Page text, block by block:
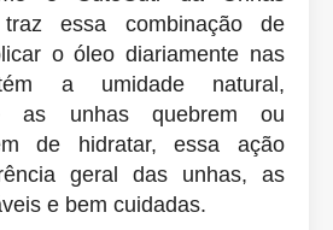
essa combinação de
o óleo diariamente nas
a umidade natural,
as unhas quebrem ou
de hidratar, essa ação
geral das unhas, as
e bem cuidadas.